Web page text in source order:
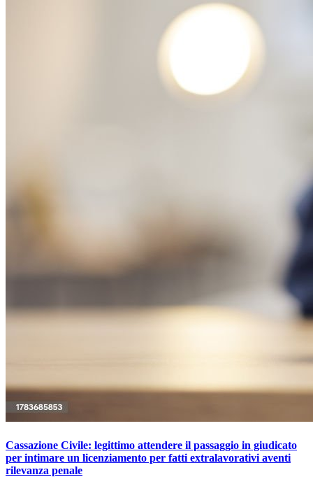
Cassazione Civile: legittimo attendere il passaggio in giudicato
per intimare un licenziamento per fatti extralavorativi aventi
rilevanza penale